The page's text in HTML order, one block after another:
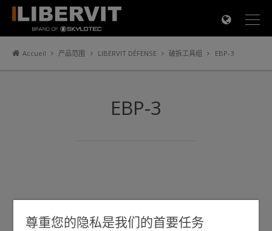
Accueil 产品范围 LIBERVIT DÉFENSE 破拆工具组 EBP-3
EBP-3
尊重您的隐私是我们的首要任务